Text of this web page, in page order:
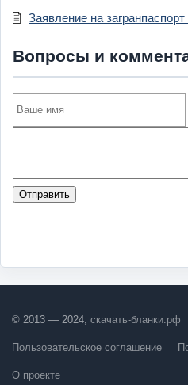
Заявление на
Вопросы и
Отправить
© 2013 — 2024, скачать-бланки.рф
Пользовательское соглашение
О проекте